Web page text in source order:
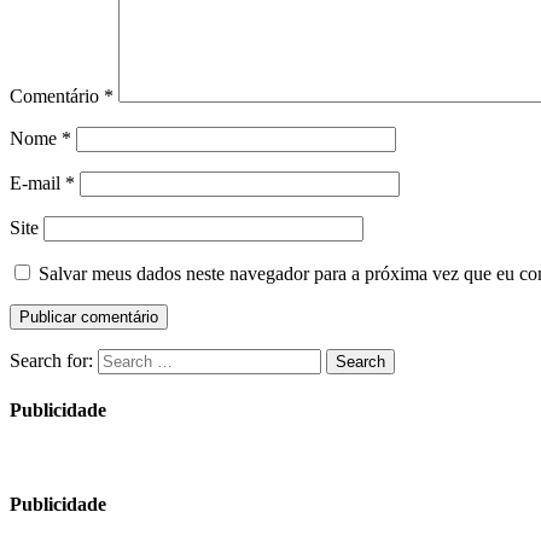
Comentário *
Nome *
E-mail *
Site
Salvar meus dados neste navegador para a próxima vez que eu
Search for: Search
Publicidade
Publicidade